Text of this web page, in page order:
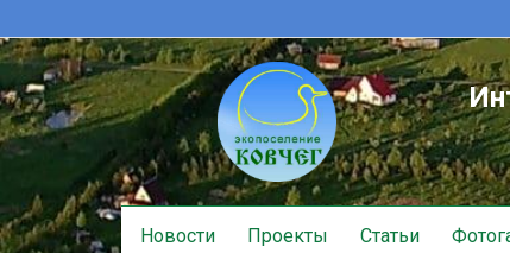
Skip
to
Новости Проекты Статьи